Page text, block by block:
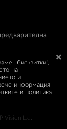
Vision Ltd.
„бисквитки",
на
и
информация
и политика